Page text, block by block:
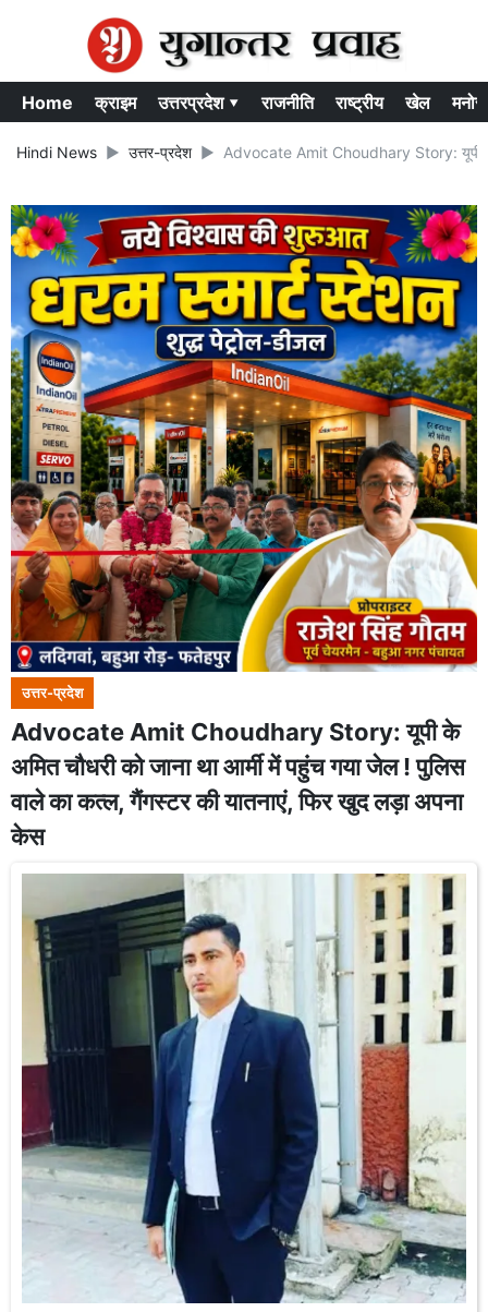
Home क्राइम उत्तरप्रदेश ▾ राजनीति राष्ट्रीय खेल
Hindi News उत्तर-प्रदेश Advocate Amit Choudhary Story: यूपी के
उत्तर-प्रदेश
Advocate Amit Choudhary Story: यूपी के
अमित चौधरी को जाना था आर्मी में पहुंच गया जेल ! पुलिस
वाले का कत्ल, गैंगस्टर की यातनाएं, फिर खुद लड़ा अपना
केस